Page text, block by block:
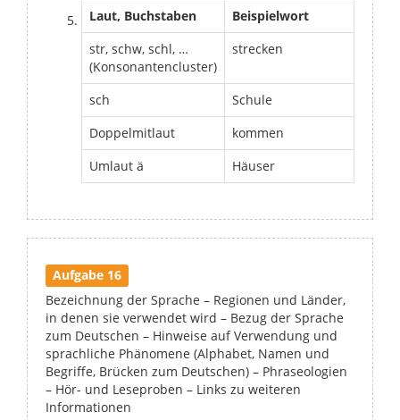
Laut, Buchstaben
Beispielwort
str, schw, schl, …
(Konsonantencluster)
strecken
sch
Schule
Doppelmitlaut
kommen
Umlaut ä
Häuser
Aufgabe 16
Bezeichnung der Sprache – Regionen und Länder,
in denen sie verwendet wird – Bezug der Sprache
zum Deutschen – Hinweise auf Verwendung und
sprachliche Phänomene (Alphabet, Namen und
Begriffe, Brücken zum Deutschen) – Phraseologien
– Hör- und Leseproben – Links zu weiteren
Informationen